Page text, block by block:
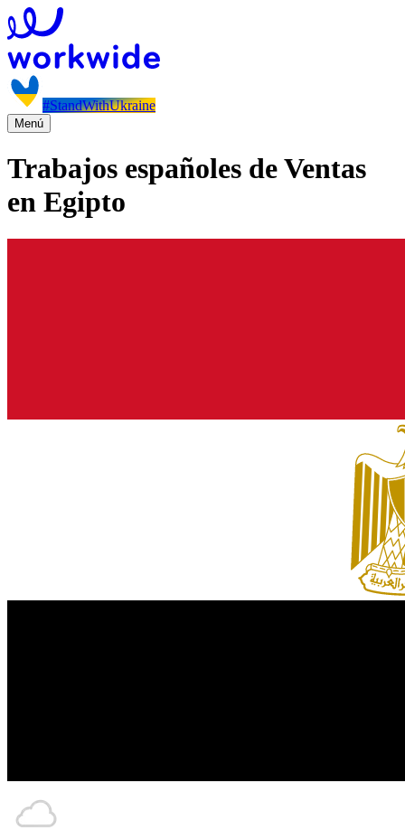
#StandWithUkraine
Menú
Trabajos españoles de Ventas
en Egipto